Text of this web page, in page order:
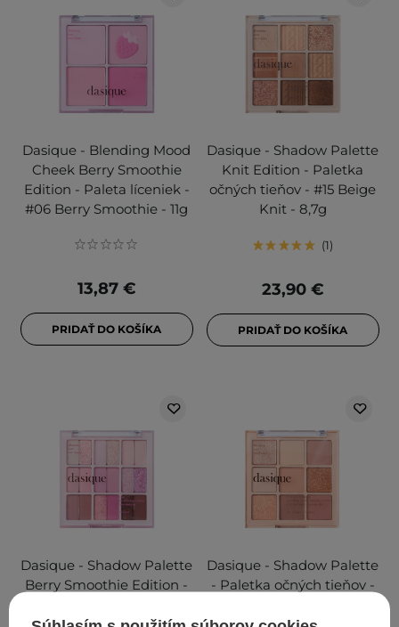
Dasique - Blending Mood
Cheek Berry Smoothie
Edition - Paleta líceniek -
#06 Berry Smoothie - 11g
13,87 €
PRIDAŤ DO KOŠÍKA
Dasique - Shadow Palette
Knit Edition - Paletka
očných tieňov - #15 Beige
Knit - 8,7g
1
23,90 €
PRIDAŤ DO KOŠÍKA
Dasique - Shadow Palette
Berry Smoothie Edition -
Dasique - Shadow Palette
- Paletka očných tieňov -